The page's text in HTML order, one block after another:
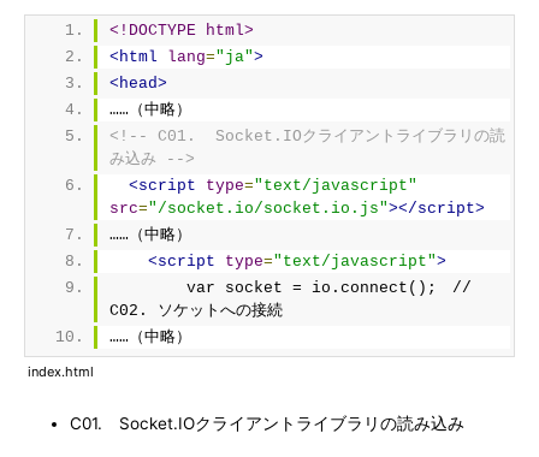
<!DOCTYPE html>
<html
lang="ja">
<head>
……（中略）
<!-- C01.  Socket.IOクライアントライブラリの読
み込み -->
<script
type="text/javascript"
src="/socket.io/socket.io.js"></script>
……（中略）
<script
type="text/javascript">
C02. ソケットへの接続
……（中略）
index.html
C01. Socket.IOクライアントライブラリの読み込み